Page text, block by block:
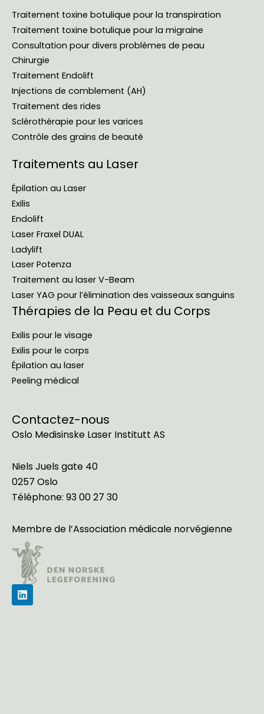
Traitement toxine botulique pour la transpiration
Traitement toxine botulique pour la migraine
Consultation pour divers problèmes de peau
Chirurgie
Traitement Endolift
Injections de comblement (AH)
Traitement des rides
Sclérothérapie pour les varices
Contrôle des grains de beauté
Traitements au Laser
Épilation au Laser
Exilis
Endolift
Laser Fraxel DUAL
Ladylift
Laser Potenza
Traitement au laser V-Beam
Laser YAG pour l’élimination des vaisseaux sanguins
Thérapies de la Peau et du Corps
Exilis pour le visage
Exilis pour le corps
Épilation au laser
Peeling médical
Contactez-nous
Oslo Medisinske Laser Institutt AS
Niels Juels gate 40
0257 Oslo
Téléphone: 93 00 27 30
Membre de l’Association médicale norvégienne
L
i
n